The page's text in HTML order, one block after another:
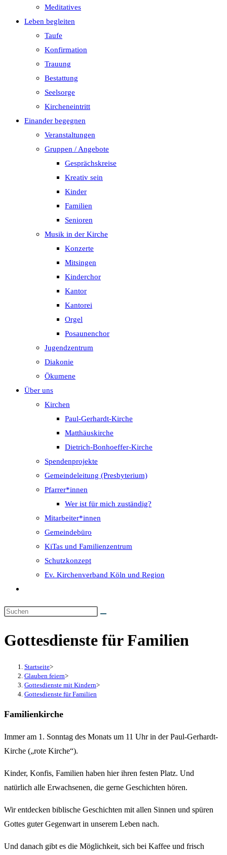
Meditatives
Leben begleiten
Taufe
Konfirmation
Trauung
Bestattung
Seelsorge
Kircheneintritt
Einander begegnen
Veranstaltungen
Gruppen / Angebote
Gesprächskreise
Kreativ sein
Kinder
Familien
Senioren
Musik in der Kirche
Konzerte
Mitsingen
Kinderchor
Kantor
Kantorei
Orgel
Posaunenchor
Jugendzentrum
Diakonie
Ökumene
Über uns
Kirchen
Paul-Gerhardt-Kirche
Matthäuskirche
Dietrich-Bonhoeffer-Kirche
Spendenprojekte
Gemeindeleitung (Presbyterium)
Pfarrer*innen
Wer ist für mich zuständig?
Mitarbeiter*innen
Gemeindebüro
KiTas und Familienzentrum
Schutzkonzept
Ev. Kirchenverband Köln und Region
umschalten
Gottesdienste für Familien
Startseite>
Glauben feiern>
Gottesdienste mit Kindern>
Gottesdienste für Familien
Familienkirche
Immer am 1. Sonntag des Monats um 11 Uhr in der Paul-Gerhardt-
Kirche („rote Kirche“).
Kinder, Konfis, Familien haben hier ihren festen Platz. Und
natürlich alle Erwachsenen, die gerne Geschichten hören.
Wir entdecken biblische Geschichten mit allen Sinnen und spüren
Gottes guter Gegenwart in unserem Leben nach.
Und danach gibt es die Möglichkeit, sich bei Kaffee und frisch